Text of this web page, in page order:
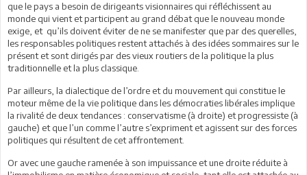
que le pays a besoin de dirigeants visionnaires qui réfléchissent au
monde qui vient et participent au grand débat que le nouveau monde
exige, et qu’ils doivent éviter de ne se manifester que par des querelles,
les responsables politiques restent attachés à des idées sommaires sur le
présent et sont dirigés par des vieux routiers de la politique la plus
traditionnelle et la plus classique.
Par ailleurs, la dialectique de l’ordre et du mouvement qui constitue le
moteur même de la vie politique dans les démocraties libérales implique
la rivalité de deux tendances : conservatisme (à droite) et progressiste (à
gauche) et que l’un comme l’autre s’expriment et agissent sur des forces
politiques qui résultent de cet affrontement.
Or avec une gauche ramenée à son impuissance et une droite réduite à